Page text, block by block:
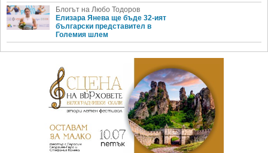
Блогът на Любо Тодоров
Елизара Янева ще бъде 32-ият
български представител в
Големия шлем